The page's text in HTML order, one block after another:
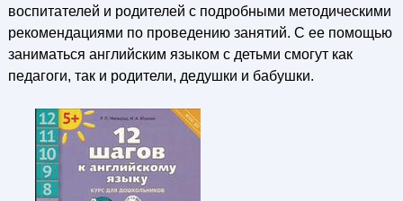
воспитателей и родителей с подробными методическими
рекомендациями по проведению занятий. С ее помощью
заниматься английским языком с детьми смогут как
педагоги, так и родители, дедушки и бабушки.